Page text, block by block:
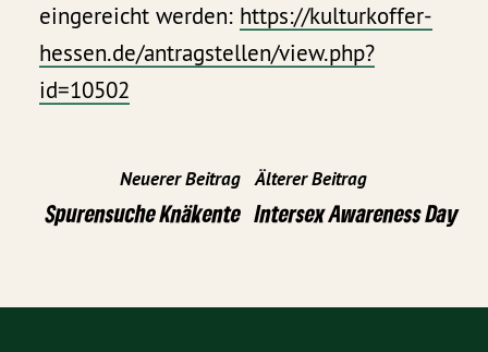
eingereicht werden: https://kulturkoffer-
hessen.de/antragstellen/view.php?
id=10502
Neuerer Beitrag
Spurensuche Knäkente
Älterer Beitrag
Intersex Awareness Day